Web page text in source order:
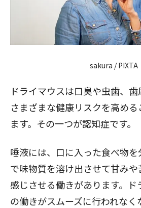
sakura / PIXTA
ドライマウスは口臭や虫歯、歯
さまざまな健康リスクを高め
ます。その一つが認知症です。
唾液には、口に入った食べ物
で味物質を溶け出させて甘み
感じさせる働きがあります。ド
の働きがスムーズに行われな